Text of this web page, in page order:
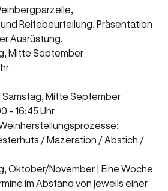
Reifebeurteilung. Präsentation
Ausrüstung.
Mitte September
Samstag, Mitte September
- 16:45 Uhr
/ Mazeration / Abstich /
Oktober/November | Eine Woche
im Abstand von jeweils einer